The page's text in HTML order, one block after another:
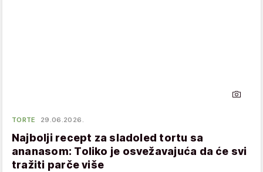
TORTE 29.06.2026.
Najbolji recept za sladoled tortu sa
ananasom: Toliko je osvežavajuća da će svi
tražiti parče više